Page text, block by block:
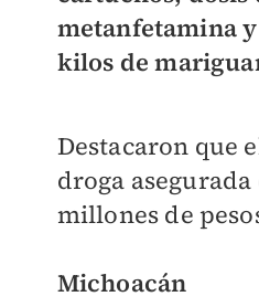
metanfetamina
kilos de
Destacaron que
droga asegurada
millones de
Michoacán